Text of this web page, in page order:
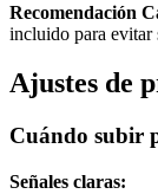
Recomendación
incluido para evitar
Ajustes de
Cuándo subir
Señales claras: